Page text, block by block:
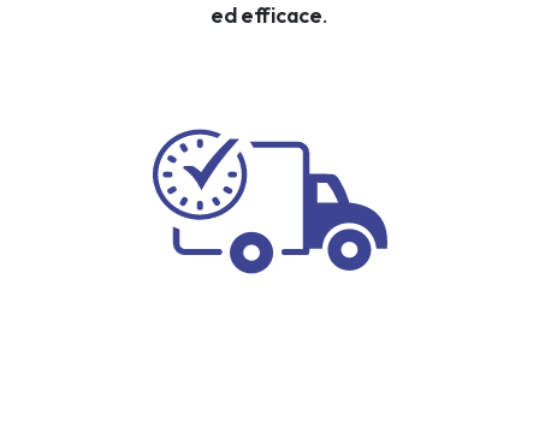
ed efficace.